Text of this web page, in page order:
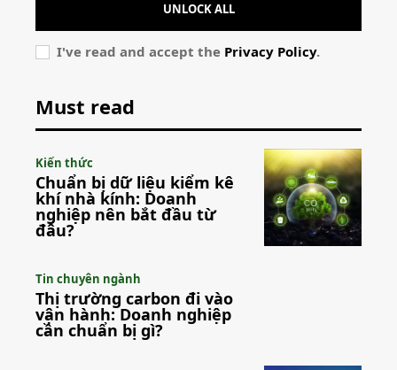
UNLOCK ALL
I've read and accept the Privacy Policy.
Must read
Kiến thức
Chuẩn bị dữ liệu kiểm kê
khí nhà kính: Doanh
nghiệp nên bắt đầu từ
đâu?
Tin chuyên ngành
Thị trường carbon đi vào
vận hành: Doanh nghiệp
cần chuẩn bị gì?